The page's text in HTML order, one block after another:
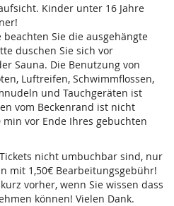
Kinder unter 16 Jahre
Sie die ausgehängte
duschen Sie sich vor
Sauna. Die Benutzung von
Luftreifen, Schwimmflossen,
und Tauchgeräten ist
vom Beckenrand ist nicht
vor Ende Ihres gebuchten
nicht umbuchbar sind, nur
mit 1,50€ Bearbeitungsgebühr!
vorher, wenn Sie wissen dass
können! Vielen Dank.